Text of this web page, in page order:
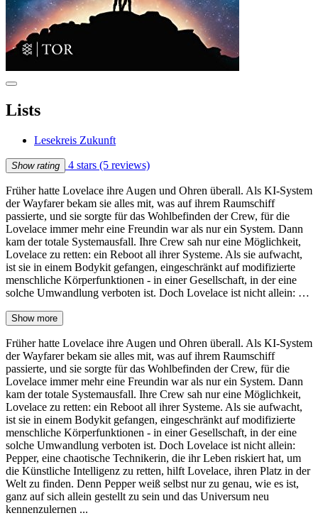
Lists
Lesekreis Zukunft
Show rating 4 stars (5 reviews)
Früher hatte Lovelace ihre Augen und Ohren überall. Als KI-System
der Wayfarer bekam sie alles mit, was auf ihrem Raumschiff
passierte, und sie sorgte für das Wohlbefinden der Crew, für die
Lovelace immer mehr eine Freundin war als nur ein System. Dann
kam der totale Systemausfall. Ihre Crew sah nur eine Möglichkeit,
Lovelace zu retten: ein Reboot all ihrer Systeme. Als sie aufwacht,
ist sie in einem Bodykit gefangen, eingeschränkt auf modifizierte
menschliche Körperfunktionen - in einer Gesellschaft, in der eine
solche Umwandlung verboten ist. Doch Lovelace ist nicht allein: …
Show more
Früher hatte Lovelace ihre Augen und Ohren überall. Als KI-System
der Wayfarer bekam sie alles mit, was auf ihrem Raumschiff
passierte, und sie sorgte für das Wohlbefinden der Crew, für die
Lovelace immer mehr eine Freundin war als nur ein System. Dann
kam der totale Systemausfall. Ihre Crew sah nur eine Möglichkeit,
Lovelace zu retten: ein Reboot all ihrer Systeme. Als sie aufwacht,
ist sie in einem Bodykit gefangen, eingeschränkt auf modifizierte
menschliche Körperfunktionen - in einer Gesellschaft, in der eine
solche Umwandlung verboten ist. Doch Lovelace ist nicht allein:
Pepper, eine chaotische Technikerin, die ihr Leben riskiert hat, um
die Künstliche Intelligenz zu retten, hilft Lovelace, ihren Platz in der
Welt zu finden. Denn Pepper weiß selbst nur zu genau, wie es ist,
ganz auf sich allein gestellt zu sein und das Universum neu
kennenzulernen ...